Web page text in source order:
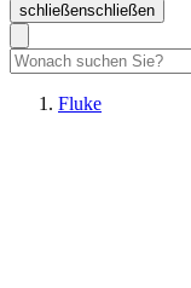
schließenschließen
Fluke